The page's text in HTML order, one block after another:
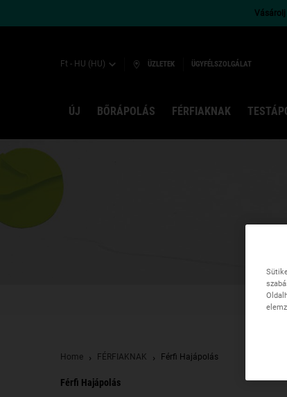
Vásárolj
Ft - HU (HU) ÜZLETEK ÜGYFÉLSZOLGÁLAT
ÚJ BŐRÁPOLÁS FÉRFIAKNAK
Home FÉRFIAKNAK Férfi Hajápolás
Férfi Hajápolás